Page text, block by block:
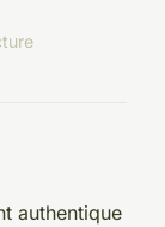
authentique